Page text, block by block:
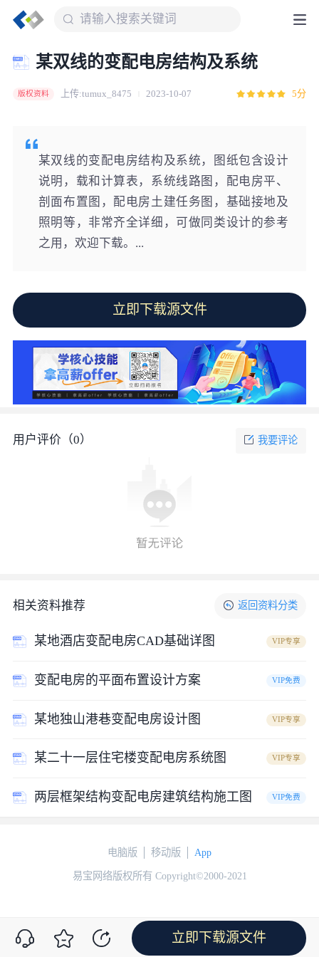
某双线的变配电房结构及系统
版权资料 上传:tumux_8475 2023-10-07 5分
某双线的变配电房结构及系统，图纸包含设计
说明，载和计算表，系统线路图，配电房平、
剖面布置图，配电房土建任务图，基础接地及
照明等，非常齐全详细，可做同类设计的参考
之用，欢迎下载。...
立即下载源文件
用户评价（0） 我要评论
相关资料推荐 返回 资料分类
某地酒店变配电房CAD基础详图 VIP专享
变配电房的平面布置设计方案 VIP免费
某地独山港巷变配电房设计图 VIP专享
某二十一层住宅楼变配电房系统图 VIP专享
两层框架结构变配电房建筑结构施工图 VIP免费
立即下载源文件
电脑版 移动版 App
易宝网络版权所有 Copyright©2000-2021